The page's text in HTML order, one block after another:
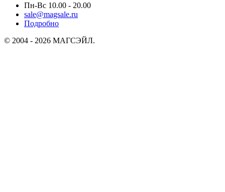
Пн-Вс 10.00 - 20.00
sale@magsale.ru
Подробно
© 2004 - 2026 МАГСЭЙЛ.